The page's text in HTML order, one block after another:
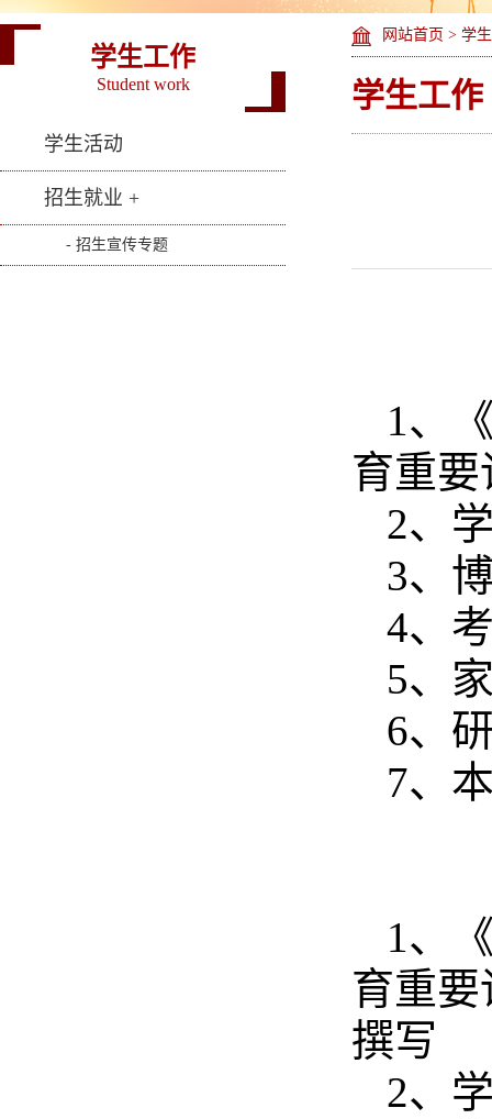
学生工作
Student work
学生活动
招生就业 +
- 招生宣传专题
网站首页 > 学
学生工作
1、
育重
2、
3、
4、
5、
6、
7、
1、
育重
撰写
2、